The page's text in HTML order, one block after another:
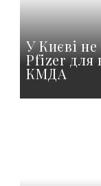
У Києві
Pfizer для
КМДА